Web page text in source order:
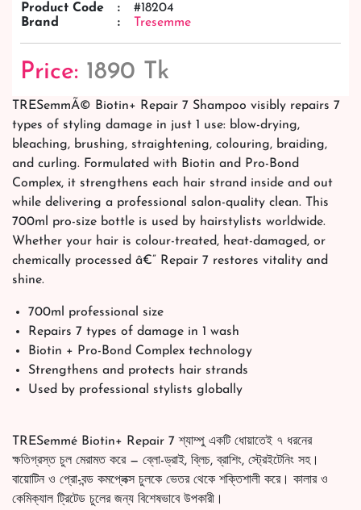
Product Code :
#18204
Brand
: Tresemme
Price: 1890 Tk
TRESemmÃ© Biotin+ Repair 7 Shampoo visibly repairs 7
types of styling damage in just 1 use: blow-drying,
bleaching, brushing, straightening, colouring, braiding,
and curling. Formulated with Biotin and Pro-Bond
Complex, it strengthens each hair strand inside and out
while delivering a professional salon-quality clean. This
700ml pro-size bottle is used by hairstylists worldwide.
Whether your hair is colour-treated, heat-damaged, or
chemically processed â€” Repair 7 restores vitality and
shine.
700ml professional size
Repairs 7 types of damage in 1 wash
Biotin + Pro-Bond Complex technology
Strengthens and protects hair strands
Used by professional stylists globally
TRESemmé Biotin+ Repair 7 শ্যাম্পু একটি ধোয়াতেই ৭ ধরনের
ক্ষতিগ্রস্ত চুল মেরামত করে — ব্লো-ড্রাই, ব্লিচ, ব্রাশিং, স্ট্রেইটেনিং সহ।
বায়োটিন ও প্রো-বন্ড কমপ্লেক্স চুলকে ভেতর থেকে শক্তিশালী করে। কালার ও
কেমিক্যাল ট্রিটেড চুলের জন্য বিশেষভাবে উপকারী।